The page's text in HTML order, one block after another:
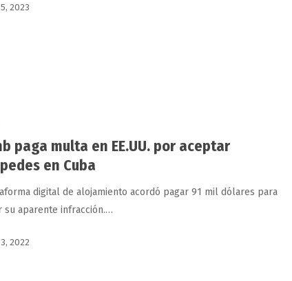
2023
paga multa en EE.UU. por aceptar
en Cuba
digital de alojamiento acordó pagar 91 mil dólares para
su aparente infracción.…
2022